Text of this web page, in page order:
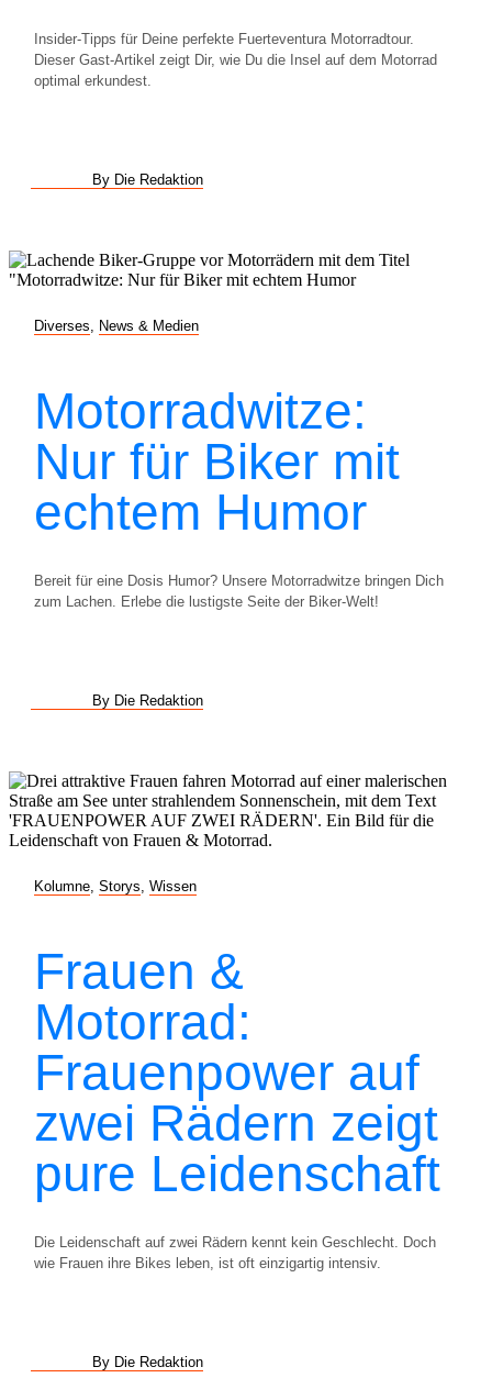
Insider-Tipps für Deine perfekte Fuerteventura Motorradtour.
Dieser Gast-Artikel zeigt Dir, wie Du die Insel auf dem Motorrad
optimal erkundest.
By Die Redaktion
Diverses News & Medien
Motorradwitze:
Nur für Biker mit
echtem Humor
Bereit für eine Dosis Humor? Unsere Motorradwitze bringen Dich
zum Lachen. Erlebe die lustigste Seite der Biker-Welt!
By Die Redaktion
Kolumne Storys Wissen
Frauen &
Motorrad:
Frauenpower auf
zwei Rädern zeigt
pure Leidenschaft
Die Leidenschaft auf zwei Rädern kennt kein Geschlecht. Doch
wie Frauen ihre Bikes leben, ist oft einzigartig intensiv.
By Die Redaktion